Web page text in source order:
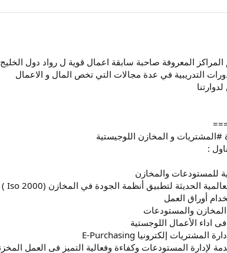
المراكز المعروفة صاحبة سابقة اعمال قوية ل رواد دول الخليج
التدريبية في عدة مجالات التي تخص المال و الاعمال
#المشتريات و المخازن اللوجيستية
: